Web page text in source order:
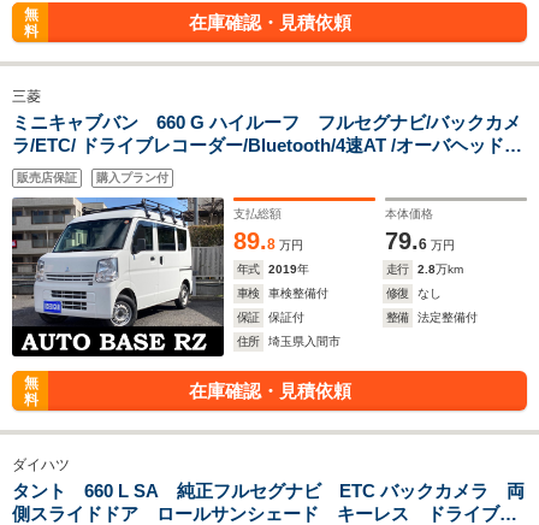
無
料
在庫確認・見積依頼
三菱
ミニキャブバン 660 G ハイルーフ フルセグナビ/バックカメ
ラ/ETC/ ドライブレコーダー/Bluetooth/4速AT /オーバヘッドシ
ェルフ/8本脚ルーフキャリア/キーレス/記録簿あり/禁煙車/修復
歴なし/車検整備2年付/衝突軽減e-Assist/超音波センサー
販売店保証 購入プラン付
支払総額
89.8 万円
本体価格
79.6 万円
年式
2019年 走行 2.8万km
車検
車検整備付 修復
なし
保証
保証付 整備
法定整備付
住所
埼玉県入間市
無
料
在庫確認・見積依頼
ダイハツ
タント 660 L SA 純正フルセグナビ ETC バックカメラ 両
側スライドドア ロールサンシェード キーレス ドライブレ